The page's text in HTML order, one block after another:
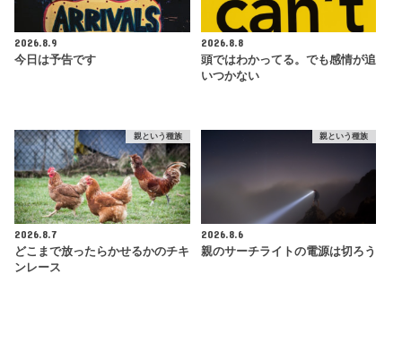
2026.8.9
今日は予告です
2026.8.8
頭ではわかってる。でも感情が追
いつかない
親という種族
2026.8.7
どこまで放ったらかせるかのチキ
ンレース
親という種族
2026.8.6
親のサーチライトの電源は切ろう